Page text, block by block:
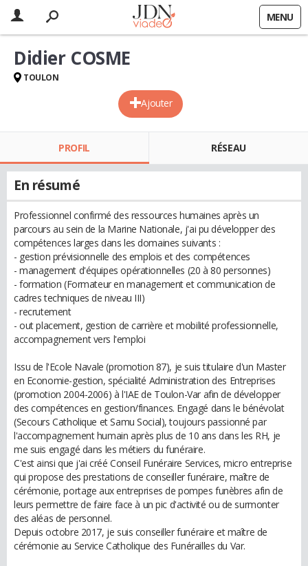
MENU
Ajouter
Didier COSME
TOULON
PROFIL RÉSEAU
En résumé
Professionnel confirmé des ressources humaines après un
parcours au sein de la Marine Nationale, j'ai pu développer des
compétences larges dans les domaines suivants :
- gestion prévisionnelle des emplois et des compétences
- management d'équipes opérationnelles (20 à 80 personnes)
- formation (Formateur en management et communication de
cadres techniques de niveau III)
- recrutement
- out placement, gestion de carrière et mobilité professionnelle,
accompagnement vers l'emploi
Issu de l'Ecole Navale (promotion 87), je suis titulaire d'un Master
en Economie-gestion, spécialité Administration des Entreprises
(promotion 2004-2006) à l'IAE de Toulon-Var afin de développer
des compétences en gestion/finances. Engagé dans le bénévolat
(Secours Catholique et Samu Social), toujours passionné par
l'accompagnement humain après plus de 10 ans dans les RH, je
me suis engagé dans les métiers du funéraire.
C'est ainsi que j'ai créé Conseil Funéraire Services, micro entreprise
qui propose des prestations de conseiller funéraire, maître de
cérémonie, portage aux entreprises de pompes funèbres afin de
leurs permettre de faire face à un pic d'activité ou de surmonter
des aléas de personnel.
Depuis octobre 2017, je suis conseiller funéraire et maître de
cérémonie au Service Catholique des Funérailles du Var.